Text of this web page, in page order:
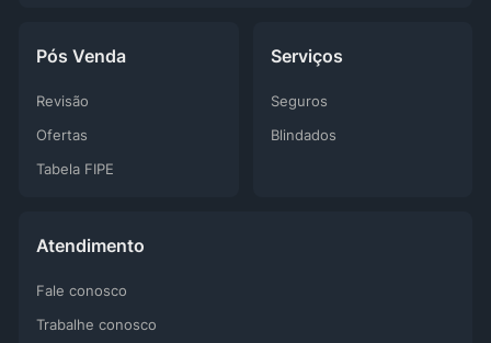
Atendimento
Fale conosco
Trabalhe conosco
Serviços
Seguros
Blindados
Pós Venda
Revisão
Ofertas
Tabela FIPE